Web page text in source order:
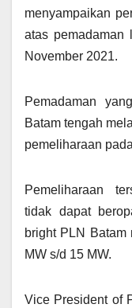
menyampaikan
atas
November 2021.
Pemadaman
Batam tengah
pemeliharaan
Pemeliharaan
tidak dapat
bright PLN Batam
MW s/d 15 MW.
Vice President of